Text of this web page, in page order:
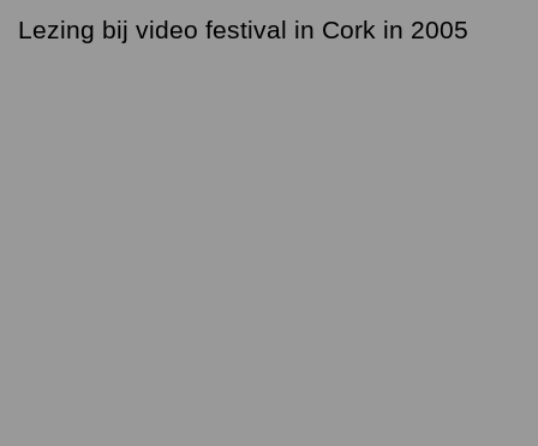
Lezing bij video festival in Cork in 2005